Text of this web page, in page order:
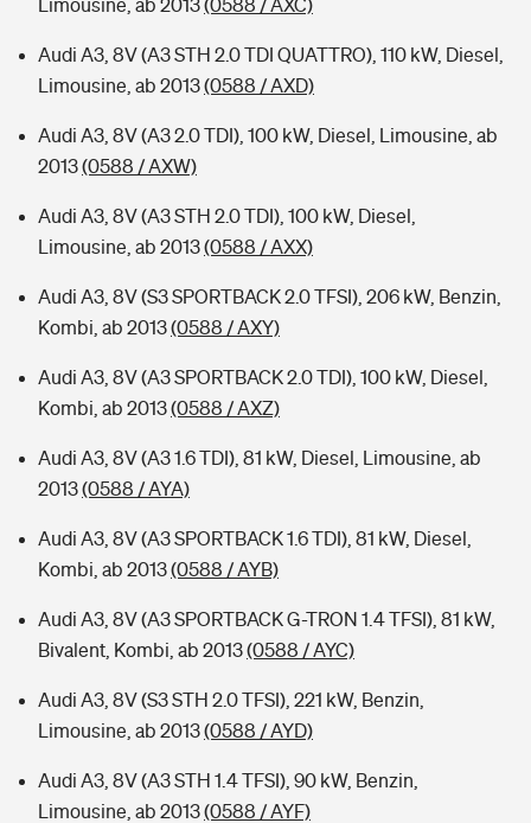
Limousine, ab 2013(0588 / AXC)
Audi A3, 8V (A3 STH 2.0 TDI QUATTRO), 110 kW, Diesel,
Limousine, ab 2013(0588 / AXD)
Audi A3, 8V (A3 2.0 TDI), 100 kW, Diesel, Limousine, ab
2013(0588 / AXW)
Audi A3, 8V (A3 STH 2.0 TDI), 100 kW, Diesel,
Limousine, ab 2013(0588 / AXX)
Audi A3, 8V (S3 SPORTBACK 2.0 TFSI), 206 kW, Benzin,
Kombi, ab 2013(0588 / AXY)
Audi A3, 8V (A3 SPORTBACK 2.0 TDI), 100 kW, Diesel,
Kombi, ab 2013(0588 / AXZ)
Audi A3, 8V (A3 1.6 TDI), 81 kW, Diesel, Limousine, ab
2013(0588 / AYA)
Audi A3, 8V (A3 SPORTBACK 1.6 TDI), 81 kW, Diesel,
Kombi, ab 2013(0588 / AYB)
Audi A3, 8V (A3 SPORTBACK G-TRON 1.4 TFSI), 81 kW,
Bivalent, Kombi, ab 2013(0588 / AYC)
Audi A3, 8V (S3 STH 2.0 TFSI), 221 kW, Benzin,
Limousine, ab 2013(0588 / AYD)
Audi A3, 8V (A3 STH 1.4 TFSI), 90 kW, Benzin,
Limousine, ab 2013(0588 / AYF)